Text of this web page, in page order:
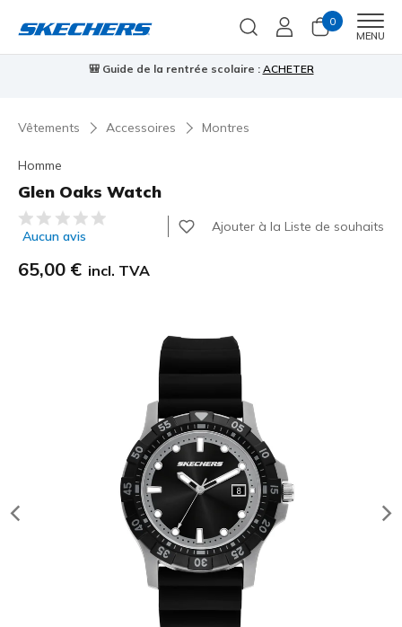
0
MENU
🎒 Guide de la rentrée scolaire : ACHETER
Vêtements Accessoires Montres
Homme
Glen Oaks Watch
Évaluation client 3,1 sur 5
Aucun avis
Ajouter à la Liste de souhaits
65,00 € incl. TVA